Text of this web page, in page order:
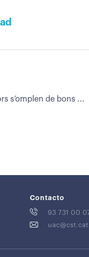
s’omplen de bons ...
Contacto
93 731 00
uac@cst.cat